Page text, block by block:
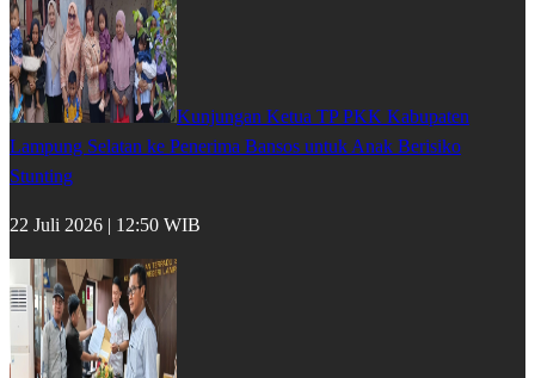
Kunjungan Ketua TP PKK Kabupaten
Lampung Selatan ke Penerima Bansos untuk Anak Berisiko
Stunting
22 Juli 2026 | 12:50 WIB